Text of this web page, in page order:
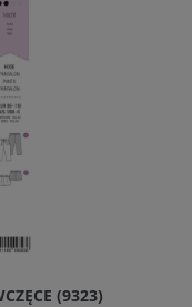
(9323)